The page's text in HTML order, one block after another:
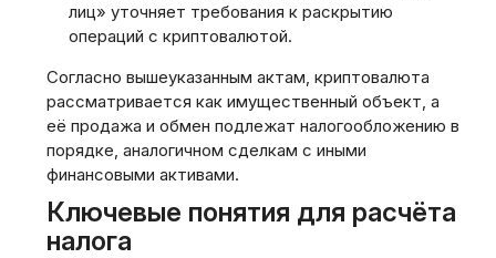
лиц» уточняет требования к раскрытию
операций с криптовалютой.
Согласно вышеуказанным актам‚ криптовалюта
рассматривается как имущественный объект‚ а
её продажа и обмен подлежат налогообложению в
порядке‚ аналогичном сделкам с иными
финансовыми активами.
Ключевые понятия для расчёта
налога